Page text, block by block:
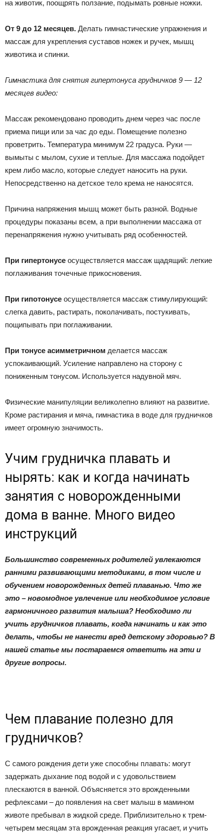
на животик, поощрять ползание, подымать ровные ножки.
От 9 до 12 месяцев. Делать гимнастические упражнения и
массаж для укрепления суставов ножек и ручек, мышц
животика и спинки.
Гимнастика для снятия гипертонуса грудничков 9 — 12
месяцев видео:
Массаж рекомендовано проводить днем через час после
приема пищи или за час до еды. Помещение полезно
проветрить. Температура минимум 22 градуса. Руки —
вымыты с мылом, сухие и теплые. Для массажа подойдет
крем либо масло, которые следует наносить на руки.
Непосредственно на детское тело крема не наносятся.
Причина напряжения мышц может быть разной. Водные
процедуры показаны всем, а при выполнении массажа от
перенапряжения нужно учитывать ряд особенностей.
При гипертонусе осуществляется массаж щадящий: легкие
поглаживания точечные прикосновения.
При гипотонусе осуществляется массаж стимулирующий:
слегка давить, растирать, поколачивать, постукивать,
пощипывать при поглаживании.
При тонусе асимметричном делается массаж
успокаивающий. Усиление направлено на сторону с
пониженным тонусом. Используется надувной мяч.
Физические манипуляции великолепно влияют на развитие.
Кроме растирания и мяча, гимнастика в воде для грудничков
имеет огромную значимость.
Учим грудничка плавать и
нырять: как и когда начинать
занятия с новорожденными
дома в ванне. Много видео
инструкций
Большинство современных родителей увлекаются
ранними развивающими методиками, в том числе и
обучением новорожденных детей плаванью. Что же
это – новомодное увлечение или необходимое условие
гармоничного развития малыша? Необходимо ли
учить грудничков плавать, когда начинать и как это
делать, чтобы не нанести вред детскому здоровью? В
нашей статье мы постараемся ответить на эти и
другие вопросы.
Чем плавание полезно для
грудничков?
С самого рождения дети уже способны плавать: могут
задержать дыхание под водой и с удовольствием
плескаются в ванной. Объясняется это врожденными
рефлексами – до появления на свет малыш в мамином
животе пребывал в жидкой среде. Приблизительно к трем-
четырем месяцам эта врожденная реакция угасает, и учить